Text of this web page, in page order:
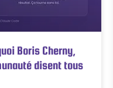
Boris Cherny,
disent tous